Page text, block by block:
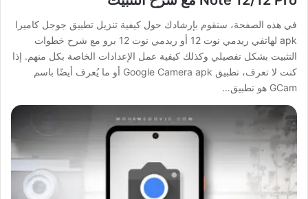
في هذه الصفحة، سنقوم بإرشادك حول كيفية تنزيل تطبيق جوجل كاميرا
apk لهاتفي ريدمي نوت 12 أو ريدمي نوت 12 برو مع شرح خطوات
التثبيت بشكل تفصيلي وكذلك كيفية عمل الإعدادات الخاصة بكل منهم. إذا
كنت لا تعرف، تطبيق Google Camera apk أو ما يُعرف أيضًا باسم
GCam هو تطبيق…